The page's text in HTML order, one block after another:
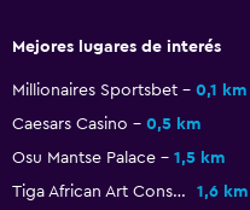
Mejores lugares de interés
Millionaires Sportsbet 0,1 km
Caesars Casino
0,5 km
Osu Mantse Palace
1,5 km
Tiga African Art Consultancy
1,6 km